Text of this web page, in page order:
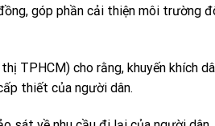
góp phần cải thiện môi trường
TPHCM) cho rằng, khuyến khích
thiết của người dân.